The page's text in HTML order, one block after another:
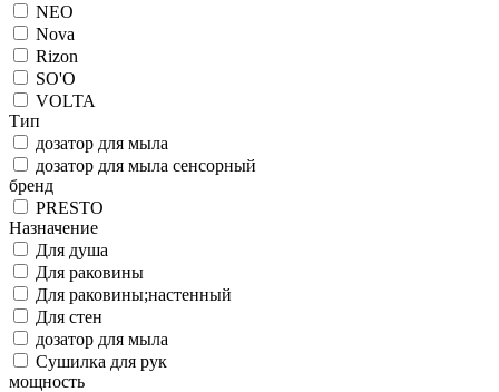
NEO
Nova
Rizon
SO'O
VOLTA
Тип
дозатор для мыла
дозатор для мыла сенсорный
бренд
PRESTO
Назначение
Для душа
Для раковины
Для раковины;настенный
Для стен
дозатор для мыла
Сушилка для рук
мощность